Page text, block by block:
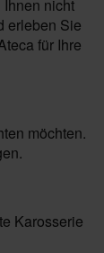
nicht
erleben Sie
für Ihre
möchten.
Karosserie